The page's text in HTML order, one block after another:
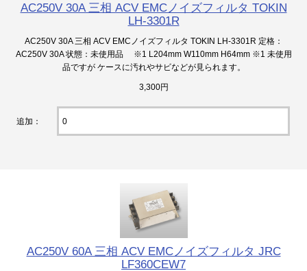
AC250V 30A 三相 ACV EMCノイズフィルタ TOKIN
LH-3301R
AC250V 30A 三相 ACV EMCノイズフィルタ TOKIN LH-3301R 定格：
AC250V 30A 状態：未使用品 ※1 L204mm W110mm H64mm ※1 未使用
品ですが ケースに汚れやサビなどが見られます。
3,300円
追加：
AC250V 60A 三相 ACV EMCノイズフィルタ JRC
LF360CEW7